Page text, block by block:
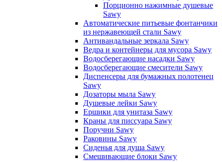
Порционно нажимные душевые
Sawy
Автоматические питьевые фонтанчики
из нержавеющей стали Sawy
Антивандальные зеркала Sawy
Ведра и контейнеры для мусора Sawy
Водосберегающие насадки Sawy
Водосберегающие смесители Sawy
Диспенсеры для бумажных полотенец
Sawy
Дозаторы мыла Sawy
Душевые лейки Sawy
Ершики для унитаза Sawy
Краны для писсуара Sawy
Поручни Sawy
Раковины Sawy
Сиденья для душа Sawy
Смешивающие блоки Sawy